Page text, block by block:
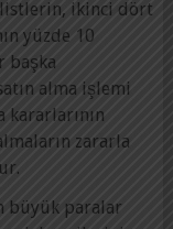
ikinci dört
yüzde 10
başka
alma işlemi
zararla
büyük paralar